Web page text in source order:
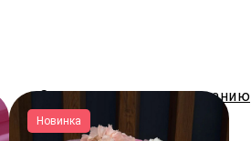
Сортировать: по умолчанию
Новинка